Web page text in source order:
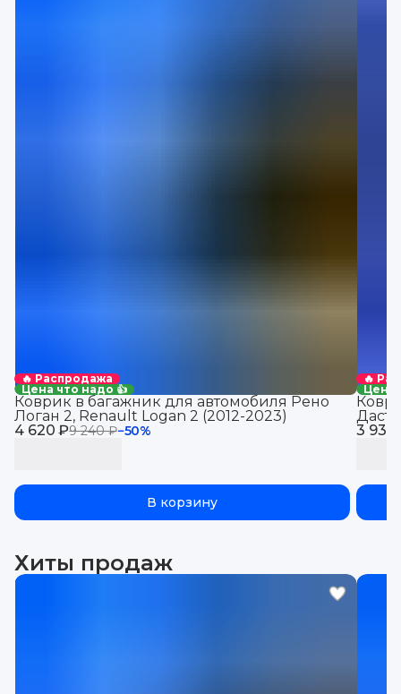
🔥 Распродажа
Цена что надо 👍
4 620 ₽9 240 ₽−50%
Коврик в багажник для автомобиля Рено
Логан 2, Renault Logan 2 (2012-2023)
В корзину
🔥
Цена
3 930
Хиты продаж